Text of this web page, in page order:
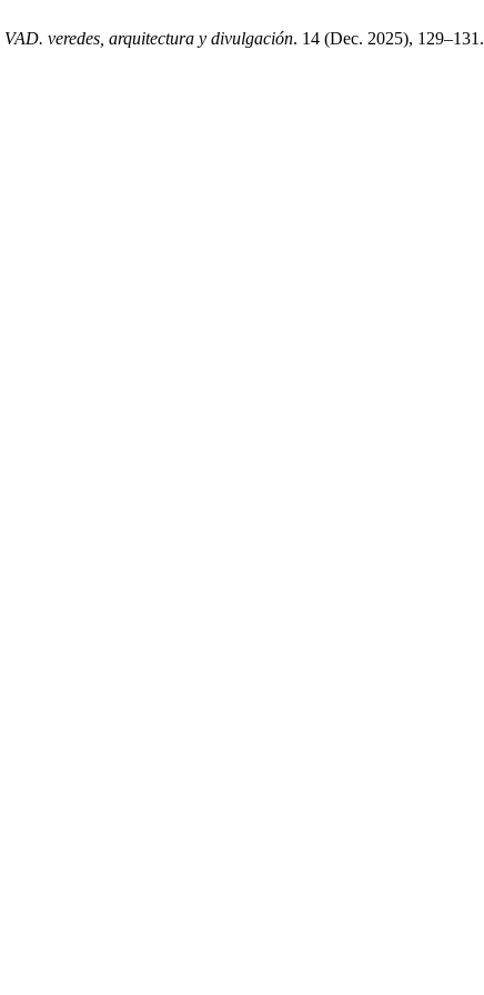
VAD. veredes, arquitectura y divulgación. 14 (Dec. 2025), 129–131.